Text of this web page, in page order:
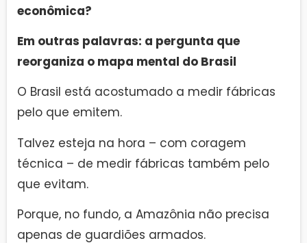
econômica?
Em outras palavras: a pergunta que
reorganiza o mapa mental do Brasil
O Brasil está acostumado a medir fábricas
pelo que emitem.
Talvez esteja na hora – com coragem
técnica – de medir fábricas também pelo
que evitam.
Porque, no fundo, a Amazônia não precisa
apenas de guardiões armados.